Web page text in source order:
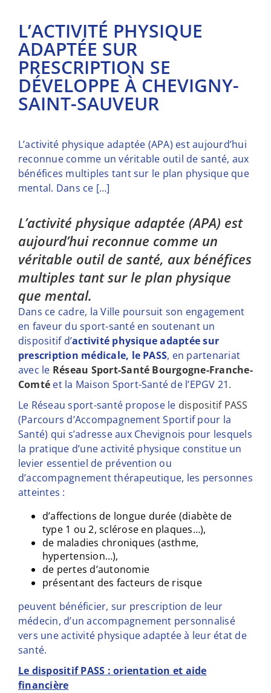
L’ACTIVITÉ PHYSIQUE
ADAPTÉE SUR
PRESCRIPTION SE
DÉVELOPPE À CHEVIGNY-
SAINT-SAUVEUR
L’activité physique adaptée (APA) est aujourd’hui
reconnue comme un véritable outil de santé, aux
bénéfices multiples tant sur le plan physique que
mental. Dans ce […]
L’activité physique adaptée (APA) est
aujourd’hui reconnue comme un
véritable outil de santé, aux bénéfices
multiples tant sur le plan physique
que mental.
Dans ce cadre, la Ville poursuit son engagement
en faveur du sport-santé en soutenant un
dispositif d’activité physique adaptée sur
prescription médicale, le PASS, en partenariat
avec le Réseau Sport-Santé Bourgogne-Franche-
Comté et la Maison Sport-Santé de l’EPGV 21.
Le Réseau sport-santé propose le dispositif PASS
(Parcours d’Accompagnement Sportif pour la
Santé) qui s’adresse aux Chevignois pour lesquels
la pratique d’une activité physique constitue un
levier essentiel de prévention ou
d’accompagnement thérapeutique, les personnes
atteintes :
d’affections de longue durée (diabète de
type 1 ou 2, sclérose en plaques…),
de maladies chroniques (asthme,
hypertension…),
de pertes d’autonomie
présentant des facteurs de risque
peuvent bénéficier, sur prescription de leur
médecin, d’un accompagnement personnalisé
vers une activité physique adaptée à leur état de
santé.
Le dispositif PASS : orientation et aide
financière